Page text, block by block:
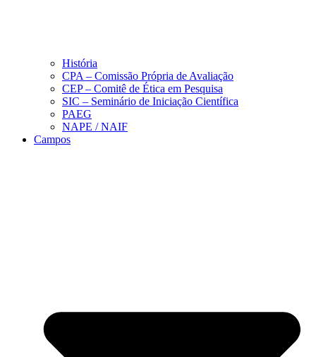
História
CPA – Comissão Própria de Avaliação
CEP – Comitê de Ética em Pesquisa
SIC – Seminário de Iniciação Científica
PAEG
NAPE / NAIF
Campos